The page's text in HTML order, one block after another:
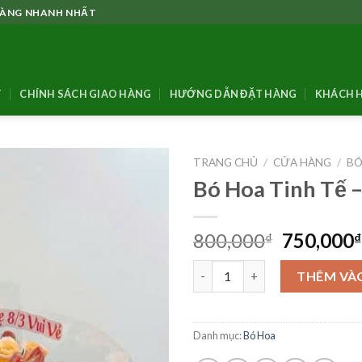
NHANH NHẤT
CHÍNH SÁCH GIAO HÀNG HƯỚNG DẪN ĐẶT HÀNG KHÁCH
TRANG CHỦ / CỬA HÀNG /
Bó Hoa Tinh Tế
800,000₫ Giá
gốc
là:
750,000₫
Bó Hoa Tinh Tế - BH28 số lượng
THÊM
Danh mục:Bó Hoa